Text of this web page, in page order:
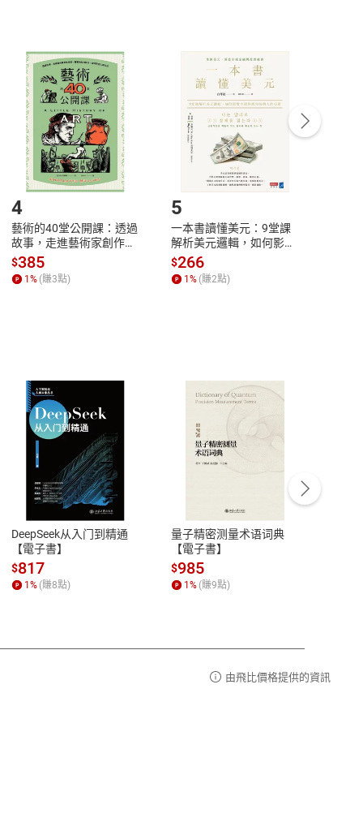
點選「瀏覽訂單明細」 「申請取消訂單/ 退
貨。
付款方式
Payment
完成訂單
Complete
號，下載書籍後看書
性
參
客服資訊
服務時間：週一到週五 10:00-12:00、
13:00-17:00 (國定假日及例假日休息)
客服電話：0080-1857077
4
藝術的40堂公開課：透過
故事，走進藝術家創作現
場，看藝術如何誕生、如
何形塑人類生活【電子
書】
$385
1% (賺3點)
5
一本書讀懂美元：9堂課
解析美元邏輯，如何影響
全球經濟和每個人的投資
【電子書】
$266
1% (賺2點)
DeepSeek从入门到精通
【電子書】
$817
1% (賺8點)
量子精密测量术语词典
【電子書】
$985
1% (賺9點)
由飛比價格提供的資訊